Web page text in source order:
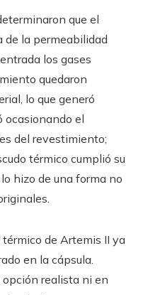
que el
de la permeabilidad
los gases
quedaron
lo que generó
ocasionando el
del revestimiento;
térmico cumplió su
hizo de una forma no
de Artemis II ya
en la cápsula.
opción realista ni en